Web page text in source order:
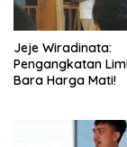
Jeje Wiradinata:
Pengangkatan
Bara Harga Mati!